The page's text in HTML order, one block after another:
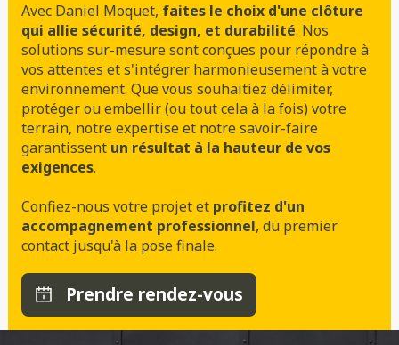
Avec Daniel Moquet, faites le choix d'une clôture
qui allie sécurité, design, et durabilité. Nos
solutions sur-mesure sont conçues pour répondre à
vos attentes et s'intégrer harmonieusement à votre
environnement. Que vous souhaitiez délimiter,
protéger ou embellir (ou tout cela à la fois) votre
terrain, notre expertise et notre savoir-faire
garantissent un résultat à la hauteur de vos
exigences.
Confiez-nous votre projet et profitez d'un
accompagnement professionnel, du premier
contact jusqu'à la pose finale.
Prendre rendez-vous